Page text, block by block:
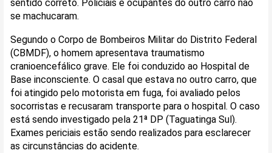
sentido correto. Policiais e ocupantes do outro carro não
se machucaram.
Segundo o Corpo de Bombeiros Militar do Distrito Federal
(CBMDF), o homem apresentava traumatismo
cranioencefálico grave. Ele foi conduzido ao Hospital de
Base inconsciente. O casal que estava no outro carro, que
foi atingido pelo motorista em fuga, foi avaliado pelos
socorristas e recusaram transporte para o hospital. O caso
está sendo investigado pela 21ª DP (Taguatinga Sul).
Exames periciais estão sendo realizados para esclarecer
as circunstâncias do acidente.